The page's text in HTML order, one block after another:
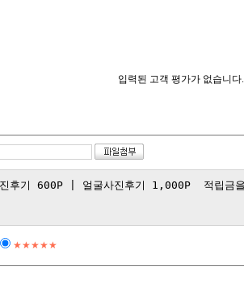
입력된 고객 평가가 없습니다.
★★★★★